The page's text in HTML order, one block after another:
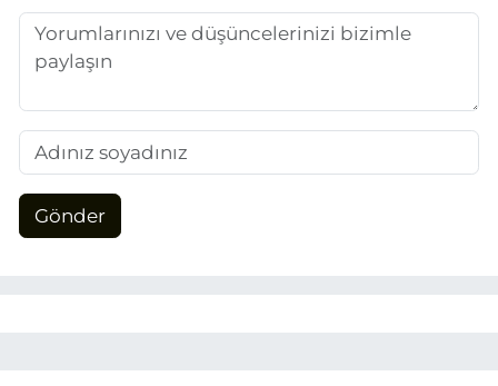
temel alıyorum.
Gönder